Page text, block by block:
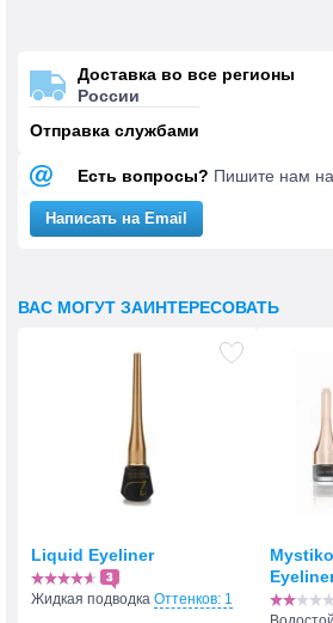
Доставка во все регионы
России
Отправка службами
Есть вопросы? Пишите нам
Написать на Email
ВАС МОГУТ ЗАИНТЕРЕСОВАТЬ
Liquid Eyeliner
3
Жидкая подводка Оттенков: 1